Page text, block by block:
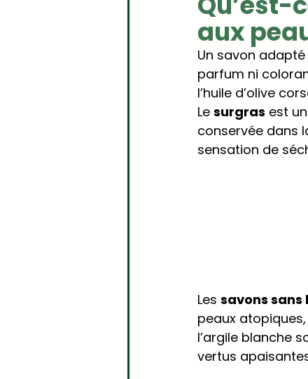
aux
Un savon adapté
parfum ni
l’huile d’olive
Le surgras est
conservée dans
sensation de
Les savons sans
peaux
l’argile blanche
vertus